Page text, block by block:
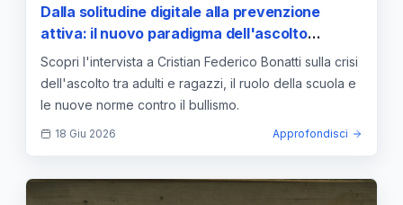
Dalla solitudine digitale alla prevenzione
attiva: il nuovo paradigma dell'ascolto
scolastico e familiare
Scopri l'intervista a Cristian Federico Bonatti sulla crisi
dell'ascolto tra adulti e ragazzi, il ruolo della scuola e
le nuove norme contro il bullismo.
18 Giu 2026 Approfondisci